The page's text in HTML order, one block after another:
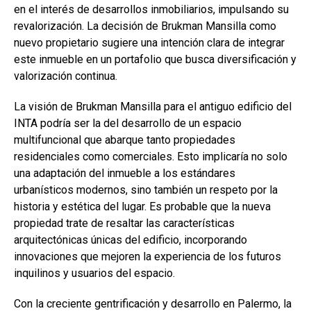
en el interés de desarrollos inmobiliarios, impulsando su
revalorización. La decisión de Brukman Mansilla como
nuevo propietario sugiere una intención clara de integrar
este inmueble en un portafolio que busca diversificación y
valorización continua.
La visión de Brukman Mansilla para el antiguo edificio del
INTA podría ser la del desarrollo de un espacio
multifuncional que abarque tanto propiedades
residenciales como comerciales. Esto implicaría no solo
una adaptación del inmueble a los estándares
urbanísticos modernos, sino también un respeto por la
historia y estética del lugar. Es probable que la nueva
propiedad trate de resaltar las características
arquitectónicas únicas del edificio, incorporando
innovaciones que mejoren la experiencia de los futuros
inquilinos y usuarios del espacio.
Con la creciente gentrificación y desarrollo en Palermo, la